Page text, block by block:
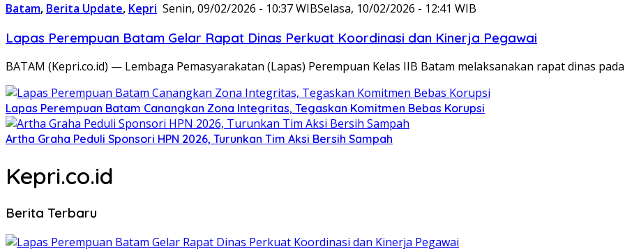
Batam, Berita Update, Kepri Senin, 09/02/2026 - 10:37 WIBSelasa, 10/02/2026 - 12:41 WIB
Lapas Perempuan Batam Gelar Rapat Dinas Perkuat Koordinasi dan Kinerja Pegawai
BATAM (Kepri.co.id) — Lembaga Pemasyarakatan (Lapas) Perempuan Kelas IIB Batam melaksanakan rapat dinas
Lapas Perempuan Batam Canangkan Zona Integritas, Tegaskan Komitmen Bebas Korupsi
Artha Graha Peduli Sponsori HPN 2026, Turunkan Tim Aksi Bersih Sampah
Kepri.co.id
Berita Terbaru